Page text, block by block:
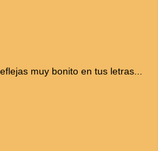
muy bonito en tus letras...